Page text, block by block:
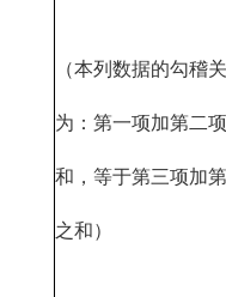
（本列数据的勾稽
为：第一项加第二
和，等于第三项加
之和）